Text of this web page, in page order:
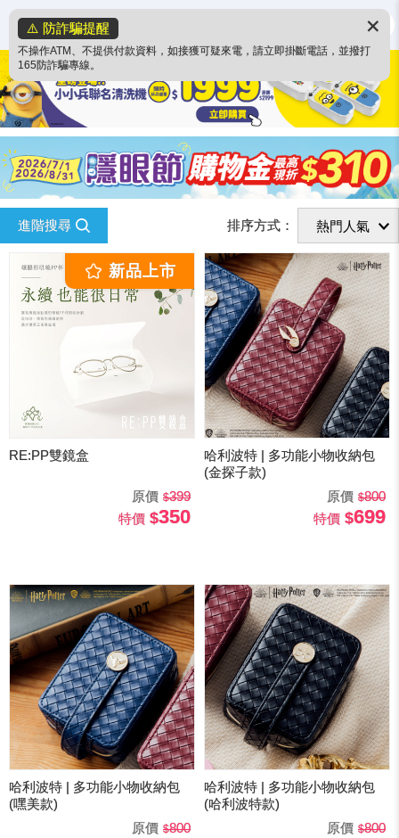
⚠️ 防詐騙提醒
不操作ATM、不提供付款資料，如接獲可疑來電，請立即掛斷電話，並撥打
165防詐騙專線。
✕
進階搜尋 排序方式：
RE:PP雙鏡盒
原價
399
特價
350
哈利波特 | 多功能小物收納包
(金探子款)
原價
800
特價
699
哈利波特 | 多功能小物收納包
(嘿美款)
原價
800
哈利波特 | 多功能小物收納包
(哈利波特款)
原價
800